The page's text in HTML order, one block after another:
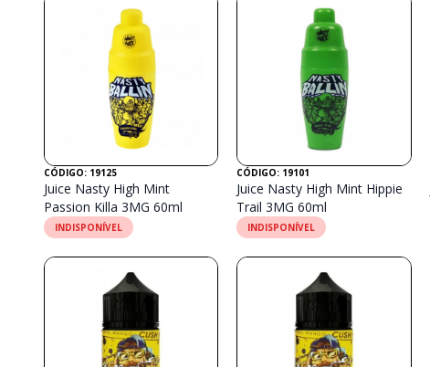
CÓDIGO: 19125
Juice Nasty High Mint
Passion Killa 3MG 60ml
INDISPONÍVEL
CÓDIGO: 19101
Juice Nasty High Mint Hippie
Trail 3MG 60ml
INDISPONÍVEL